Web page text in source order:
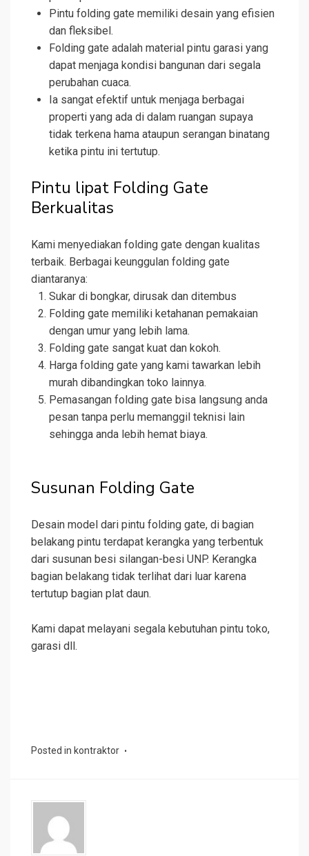
Pintu folding gate memiliki desain yang efisien
dan fleksibel.
Folding gate adalah material pintu garasi yang
dapat menjaga kondisi bangunan dari segala
perubahan cuaca.
Ia sangat efektif untuk menjaga berbagai
properti yang ada di dalam ruangan supaya
tidak terkena hama ataupun serangan binatang
ketika pintu ini tertutup.
Pintu lipat Folding Gate
Berkualitas
Kami menyediakan folding gate dengan kualitas
terbaik. Berbagai keunggulan folding gate
diantaranya:
Sukar di bongkar, dirusak dan ditembus
Folding gate memiliki ketahanan pemakaian
dengan umur yang lebih lama.
Folding gate sangat kuat dan kokoh.
Harga folding gate yang kami tawarkan lebih
murah dibandingkan toko lainnya.
Pemasangan folding gate bisa langsung anda
pesan tanpa perlu memanggil teknisi lain
sehingga anda lebih hemat biaya.
Susunan Folding Gate
Desain model dari pintu folding gate, di bagian
belakang pintu terdapat kerangka yang terbentuk
dari susunan besi silangan-besi UNP. Kerangka
bagian belakang tidak terlihat dari luar karena
tertutup bagian plat daun.
Kami dapat melayani segala kebutuhan pintu toko,
garasi dll.
Posted in kontraktor